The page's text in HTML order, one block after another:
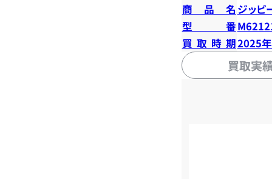
商品名 ジッピ
型番
買取時期2025
買取実